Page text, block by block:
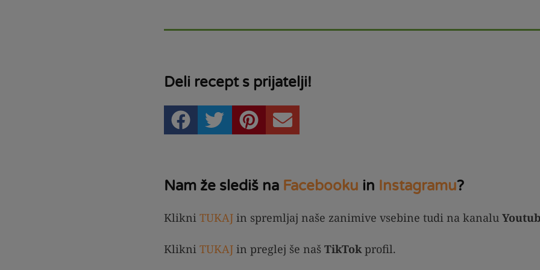
Deli recept s prijatelji!
Nam že slediš na Facebooku in Instagramu?
Klikni TUKAJ in spremljaj naše zanimive vsebine tudi na kanalu
Klikni TUKAJ in preglej še naš TikTokprofil.